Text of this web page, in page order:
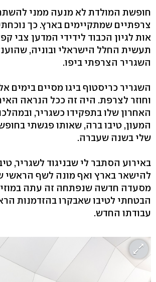
חופשת המולדת לא מנעה ממני
צרפתיים שמתקיימים בארץ. כך
אות לגיון הכבוד לידידי המדען צבי
תעשית החלל הישראלי ובוניה,
השגריר הצרפתי ביפו.
השגריר כריסטוף ביגו מסיים בימים
וחוזר לצרפת. היה זה ככל הנראה
האחרון שלו בתפקידו כשגריר,
המעון, טיבו ברה, שאותו פגשתי
שלי בשנה שעברה.
באירוע הסתבר לי שבניגוד לשגריר,
להישאר בארץ ואף מונה לשף
מסעדה חדשה שנפתחה זה עתה
הבטחתי לטיבו שאבקרו בהזדמנות
עבודתו החדש.